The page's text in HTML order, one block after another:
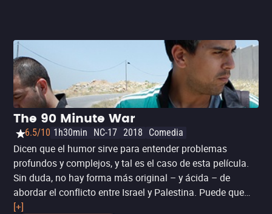
The 90 Minute War
6.5/10 1h30min NC-17 2018 Comedia
Dicen que el humor sirve para entender problemas
profundos y complejos, y tal es el caso de esta película.
Sin duda, no hay forma más original – y ácida – de
abordar el conflicto entre Israel y Palestina. Puede que
‘The 90 Minute War’ sea un poco ofensiva para algunos,
[+]